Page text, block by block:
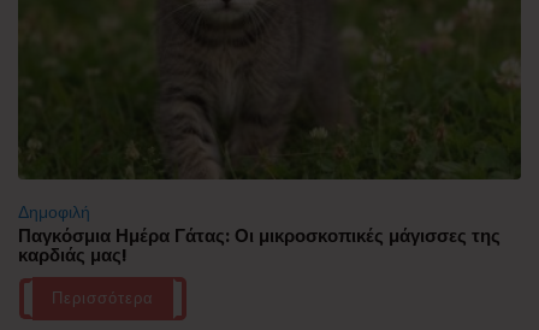
Δημοφιλή
Παγκόσμια Ημέρα Γάτας: Οι μικροσκοπικές μάγισσες της
καρδιάς μας!
Περισσότερα